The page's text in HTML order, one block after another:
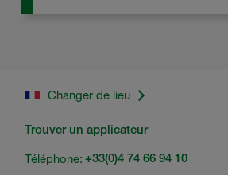
Changer de lieu
Trouver un applicateur
Téléphone: +33(0)4 74 66 94 10